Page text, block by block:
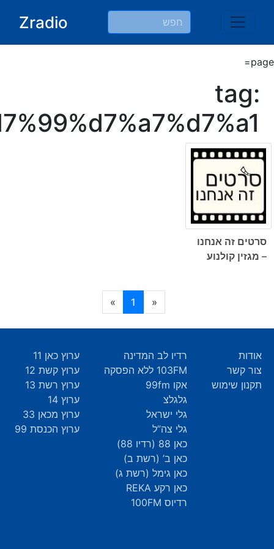
Zradio
page=
tag:
סרטים זה אנחנו
– מגזין קולנוע
«
1
»
אודות
צור קשר
תקנון שימוש
רדיו לב המדינה
103FM ללא הפסקה
אקו 99fm
גלגלצ
גלי ישראל
גלי צה”ל
כאן 88 (רדיו 88)
כאן ב’ (רשת ב)
כאן גימל (רשת ג)
כאן רקע REKA
רדיוס 100FM
ערוץ כאן 11
ערוץ קשת 12
ערוץ רשת 13
ערוץ 14
ערוץ מכאן 33
ערוץ הכנסת 99